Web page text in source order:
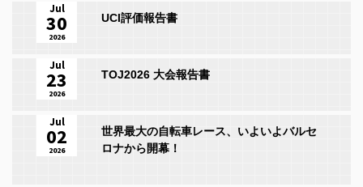
UCI評価報告書
Jul
30
2026
TOJ2026 大会報告書
Jul
23
2026
世界最大の自転車レース、いよいよバルセ
ロナから開幕！
Jul
02
2026